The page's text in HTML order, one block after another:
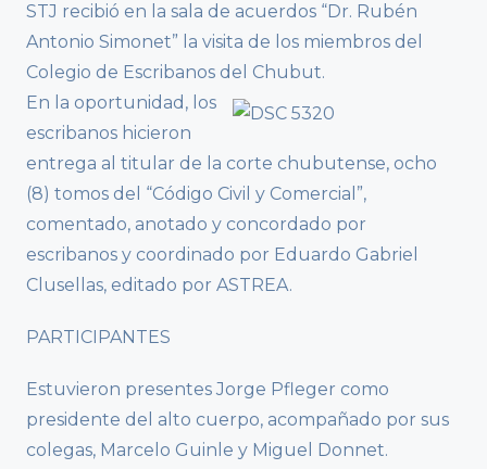
STJ recibió en la sala de acuerdos “Dr. Rubén
Antonio Simonet” la visita de los miembros del
Colegio de Escribanos del Chubut.
En la oportunidad, los
escribanos hicieron
entrega al titular de la corte chubutense, ocho
(8) tomos del “Código Civil y Comercial”,
comentado, anotado y concordado por
escribanos y coordinado por Eduardo Gabriel
Clusellas, editado por ASTREA.
PARTICIPANTES
Estuvieron presentes Jorge Pfleger como
presidente del alto cuerpo, acompañado por sus
colegas, Marcelo Guinle y Miguel Donnet.